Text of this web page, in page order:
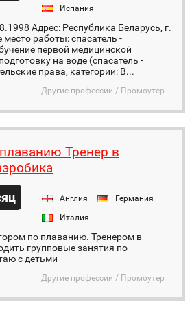
Испания
Адрес: Республика Беларусь, г.
работы: спасатель -
первой медицинской
на воде (спасатель -
права, категории: В...
Другие профессии / Промоутер
Тренер в
Англия
Германия
Италия
по плаванию. Тренером в
групповые занятия по
с детьми
Другие профессии / Промоутер